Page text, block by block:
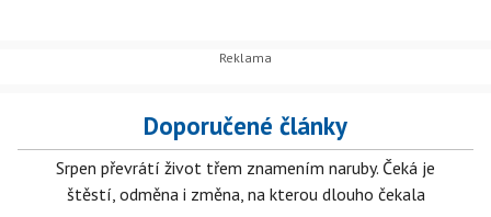
Doporučené články
Srpen převrátí život třem znamením naruby. Čeká je
štěstí, odměna i změna, na kterou dlouho čekala